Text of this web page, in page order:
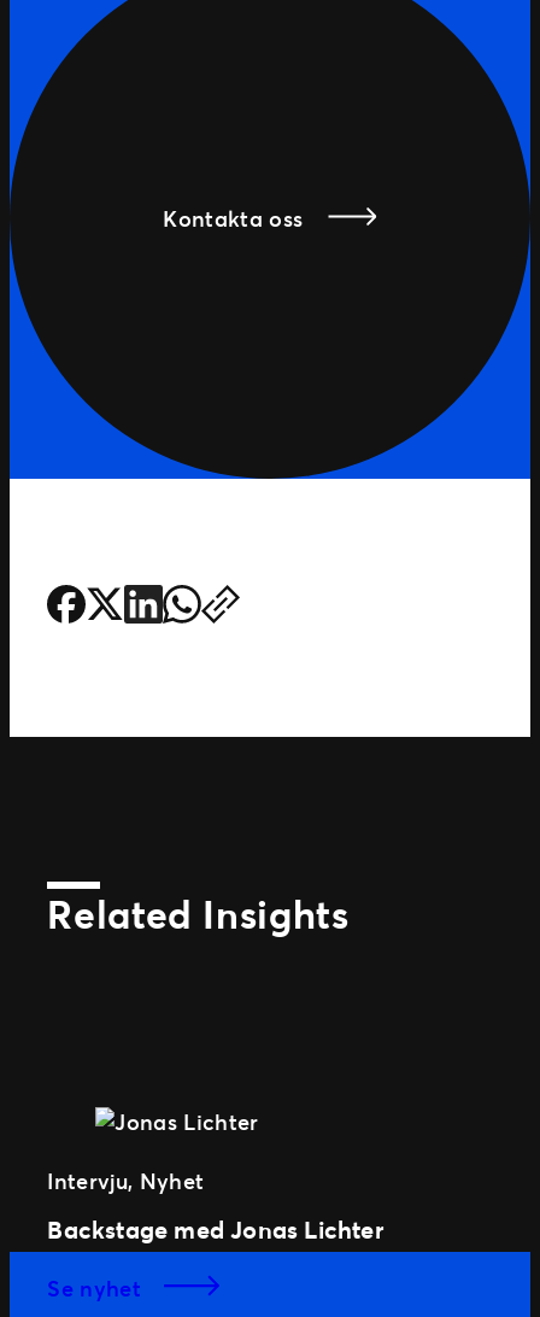
Kontakta oss
Related Insights
Intervju, Nyhet
Backstage med Jonas Lichter
se nyhet